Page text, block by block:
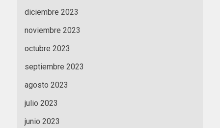
diciembre 2023
noviembre 2023
octubre 2023
septiembre 2023
agosto 2023
julio 2023
junio 2023